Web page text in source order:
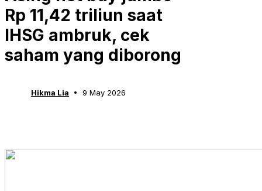
Rp 11,42 triliun saat
IHSG ambruk, cek
saham yang diborong
Hikma Lia 9 May 2026